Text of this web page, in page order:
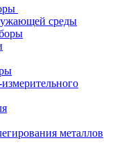
среды
металлов